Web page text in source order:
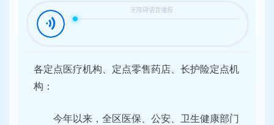
各定点医疗机构、定点零售药店、长护险定点机
构：
今年以来，全区医保、公安、卫生健康部门